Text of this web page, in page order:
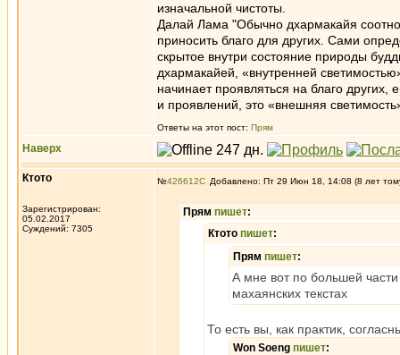
изначальной чистоты.
Далай Лама "Обычно дхармакайя
приносить благо для других. Сами
скрытое внутри состояние природы
дхармакайей, «внутренней
начинает проявляться на благо
и проявлений, это «внешняя
Ответы на этот пост: Прям
Наверх
Ктото
Зарегистрирован:
05.02.2017
Суждений: 7305
№426612 Добавлено: Пт 29 Июн 18, 14:08 (8 лет
Прям пишет:
Ктото пишет:
Прям пишет:
А мне вот по большей
махаянских текстах
То есть вы, как практик,
Won Soeng пишет: